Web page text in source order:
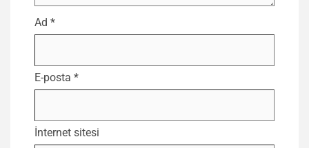
Ad *
E-posta *
İnternet sitesi